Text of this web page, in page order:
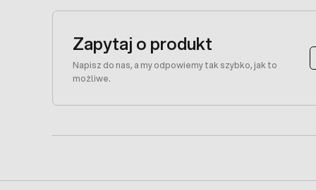
Zapytaj o produkt
Napisz do nas, a my odpowiemy tak szybko, jak to
możliwe.